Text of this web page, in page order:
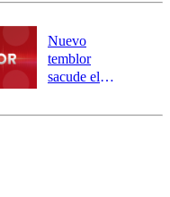
Nuevo
temblor
sacude el
revisa la